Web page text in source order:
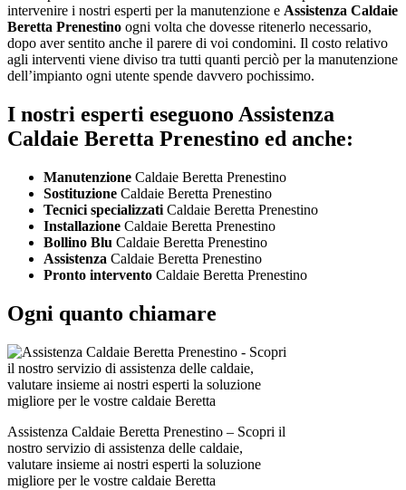
intervenire i nostri esperti per la manutenzione e Assistenza Caldaie
Beretta Prenestino ogni volta che dovesse ritenerlo necessario,
dopo aver sentito anche il parere di voi condomini. Il costo relativo
agli interventi viene diviso tra tutti quanti perciò per la manutenzione
dell’impianto ogni utente spende davvero pochissimo.
I nostri esperti eseguono Assistenza
Caldaie Beretta Prenestino ed anche:
Manutenzione Caldaie Beretta Prenestino
Sostituzione Caldaie Beretta Prenestino
Tecnici specializzati Caldaie Beretta Prenestino
Installazione Caldaie Beretta Prenestino
Bollino Blu Caldaie Beretta Prenestino
Assistenza Caldaie Beretta Prenestino
Pronto intervento Caldaie Beretta Prenestino
Ogni quanto chiamare
Assistenza Caldaie Beretta Prenestino – Scopri il
nostro servizio di assistenza delle caldaie,
valutare insieme ai nostri esperti la soluzione
migliore per le vostre caldaie Beretta